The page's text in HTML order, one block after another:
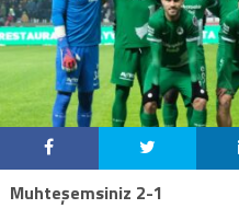
Muhteşemsiniz 2-1